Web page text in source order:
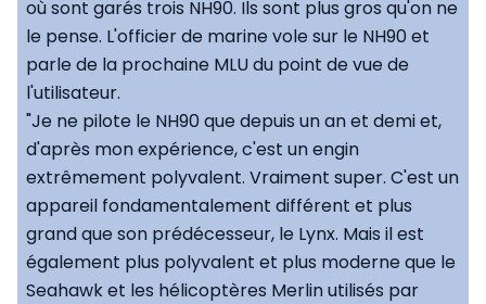
où sont garés trois NH90. Ils sont plus gros qu'on ne
le pense. L'officier de marine vole sur le NH90 et
parle de la prochaine MLU du point de vue de
l'utilisateur.
"Je ne pilote le NH90 que depuis un an et demi et,
d'après mon expérience, c'est un engin
extrêmement polyvalent. Vraiment super. C'est un
appareil fondamentalement différent et plus
grand que son prédécesseur, le Lynx. Mais il est
également plus polyvalent et plus moderne que le
Seahawk et les hélicoptères Merlin utilisés par